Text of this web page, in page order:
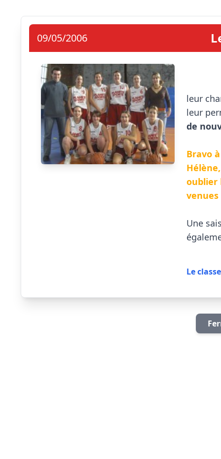
09/05/2006
leur
leur
de
Bravo
oublier
Une
Le